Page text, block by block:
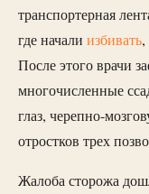
транспортерная
где начали избивать
После этого врачи
многочисленные
глаз, черепно-
отростков трех
Жалоба сторожа